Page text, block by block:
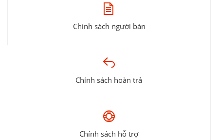
Chính sách người bán
Chính sách hoàn trả
Chính sách hỗ trợ